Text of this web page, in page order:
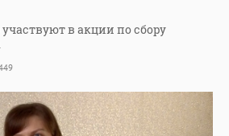
в акции по сбору